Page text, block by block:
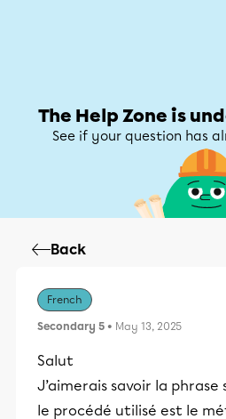
The Help Zone is
See if your question has
Back
French
Secondary 5 • May 13, 2025
Salut
J’aimerais savoir la
le procédé utilisé est le